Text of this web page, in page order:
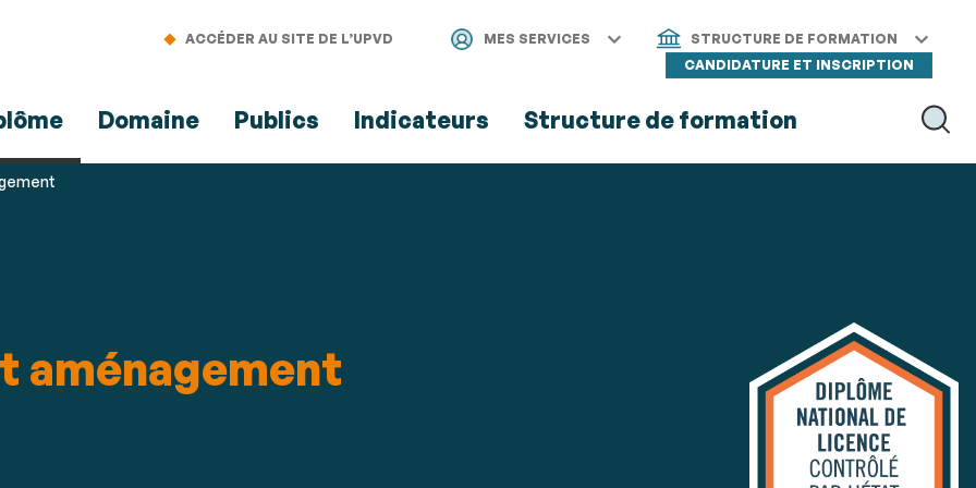
au
directs
ACCÉDER AU SITE DE L’UPVD MES SERVICES
STRUCTURE DE FORMATION
CANDIDATURE ET INSCRIPTION
Domaine Publics Indicateurs Structure de formation
aménagement